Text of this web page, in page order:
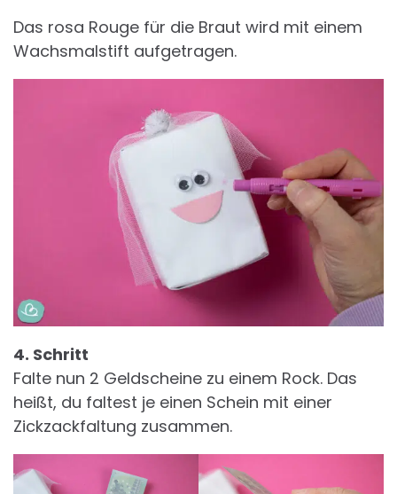
Das rosa Rouge für die Braut wird mit einem
Wachsmalstift aufgetragen.
4. Schritt
Falte nun 2 Geldscheine zu einem Rock. Das
heißt, du faltest je einen Schein mit einer
Zickzackfaltung zusammen.